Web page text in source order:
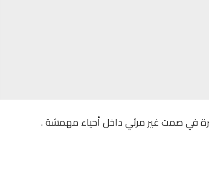
في صمت غير مرئي داخل أحياء مهمشة .